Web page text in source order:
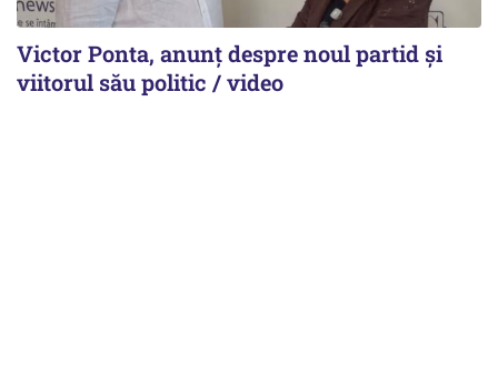
Victor Ponta, anunț despre noul partid și
viitorul său politic / video